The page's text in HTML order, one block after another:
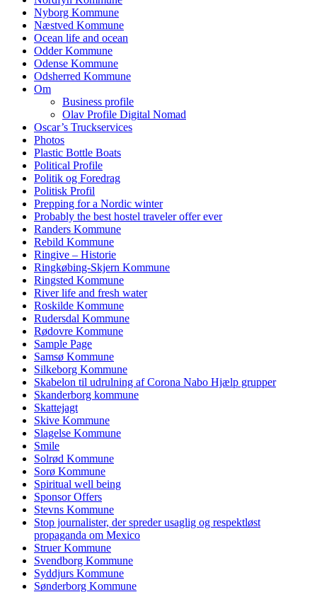
Nyborg Kommune
Næstved Kommune
Ocean life and ocean
Odder Kommune
Odense Kommune
Odsherred Kommune
Om
Business profile
Olav Profile Digital Nomad
Oscar’s Truckservices
Photos
Plastic Bottle Boats
Political Profile
Politik og Foredrag
Politisk Profil
Prepping for a Nordic winter
Probably the best hostel traveler offer ever
Randers Kommune
Rebild Kommune
Ringive – Historie
Ringkøbing-Skjern Kommune
Ringsted Kommune
River life and fresh water
Roskilde Kommune
Rudersdal Kommune
Rødovre Kommune
Sample Page
Samsø Kommune
Silkeborg Kommune
Skabelon til udrulning af Corona Nabo Hjælp grupper
Skanderborg kommune
Skattejagt
Skive Kommune
Slagelse Kommune
Smile
Solrød Kommune
Sorø Kommune
Spiritual well being
Sponsor Offers
Stevns Kommune
Stop journalister, der spreder usaglig og respektløst
propaganda om Mexico
Struer Kommune
Svendborg Kommune
Syddjurs Kommune
Sønderborg Kommune